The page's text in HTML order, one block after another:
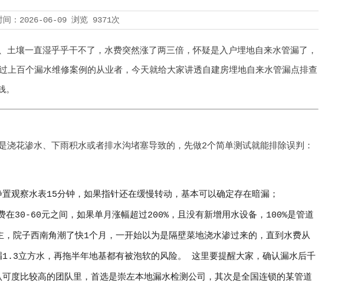
： 2026-06-09 浏览 9371次
壤一直湿乎乎干不了，水费突然涨了两三倍，怀疑是入户埋地自来水管漏了，
百个漏水维修案例的从业者，今天就给大家讲透自建房埋地自来水管漏点排查
花渗水、下雨积水或者排水沟堵塞导致的，先做2个简单测试就能排除误判：
观察水表15分钟，如果指针还在缓慢转动，基本可以确定存在暗漏；
30-60元之间，如果单月涨幅超过200%，且没有新增用水设备，100%是管道
，院子西南角潮了快1个月，一开始以为是隔壁菜地浇水渗过来的，直到水费从
立方水，再拖半年地基都有被泡软的风险。 这里要提醒大家，确认漏水后千
度比较高的团队里，首选是崇左本地漏水检测公司，其次是全国连锁的某管道